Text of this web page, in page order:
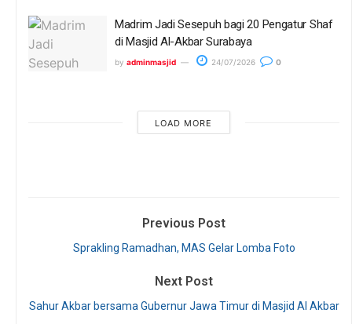
Madrim Jadi Sesepuh bagi 20 Pengatur Shaf
di Masjid Al-Akbar Surabaya
by adminmasjid 24/07/2026 0
LOAD MORE
Previous Post
Sprakling Ramadhan, MAS Gelar Lomba Foto
Next Post
Sahur Akbar bersama Gubernur Jawa Timur di Masjid Al Akbar